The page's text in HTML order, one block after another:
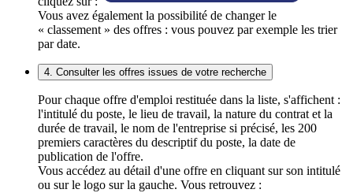
Vous avez également la possibilité de changer le
« classement » des offres : vous pouvez par exemple les trier
par date.
4. Consulter les offres issues de votre recherche
Pour chaque offre d'emploi restituée dans la liste, s'affichent :
l'intitulé du poste, le lieu de travail, la nature du contrat et la
durée de travail, le nom de l'entreprise si précisé, les 200
premiers caractères du descriptif du poste, la date de
publication de l'offre.
Vous accédez au détail d'une offre en cliquant sur son intitulé
ou sur le logo sur la gauche. Vous retrouvez :